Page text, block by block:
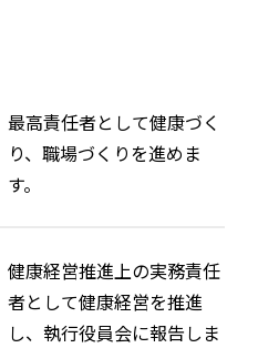
最高責任者として健康づく
り、職場づくりを進めま
す。
健康経営推進上の実務責任
者として健康経営を推進
し、執行役員会に報告しま